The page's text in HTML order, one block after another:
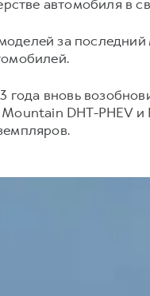
автомобиля в
за
вновь
DHT-PHEV и